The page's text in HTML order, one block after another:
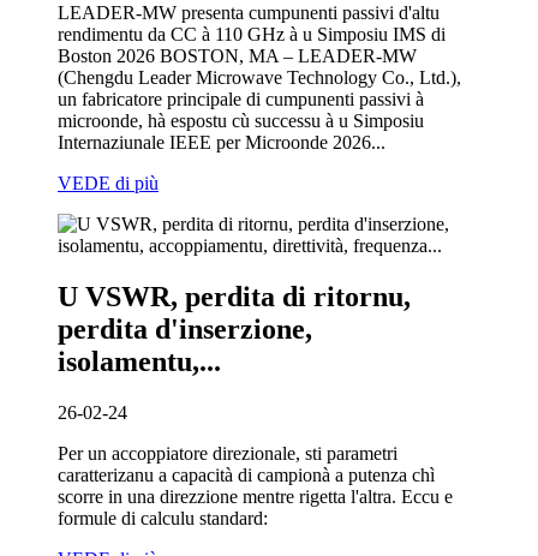
LEADER-MW presenta cumpunenti passivi d'altu
rendimentu da CC à 110 GHz à u Simposiu IMS di
Boston 2026 BOSTON, MA – LEADER-MW
(Chengdu Leader Microwave Technology Co., Ltd.),
un fabricatore principale di cumpunenti passivi à
microonde, hà espostu cù successu à u Simposiu
Internaziunale IEEE per Microonde 2026...
VEDE di più
U VSWR, perdita di ritornu,
perdita d'inserzione,
isolamentu,...
26-02-24
Per un accoppiatore direzionale, sti parametri
caratterizanu a capacità di campionà a putenza chì
scorre in una direzzione mentre rigetta l'altra. Eccu e
formule di calculu standard: